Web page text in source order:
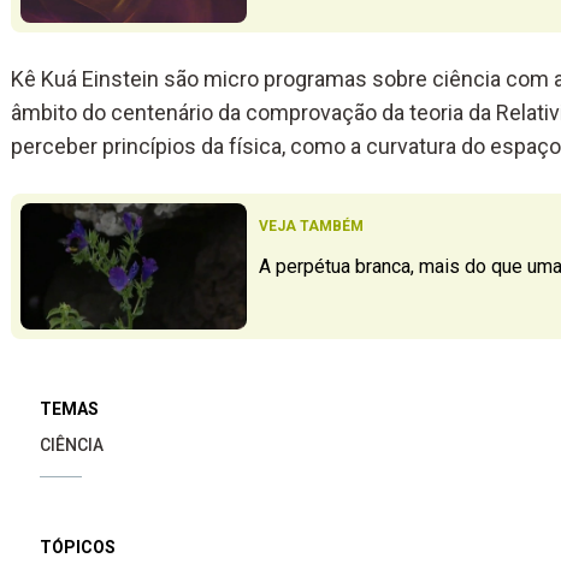
Kê Kuá Einstein são micro programas sobre ciência com
âmbito do centenário da comprovação da teoria da
perceber princípios da física, como a curvatura do
VEJA TAMBÉM
A perpétua branca, mais do que
TEMAS
CIÊNCIA
TÓPICOS